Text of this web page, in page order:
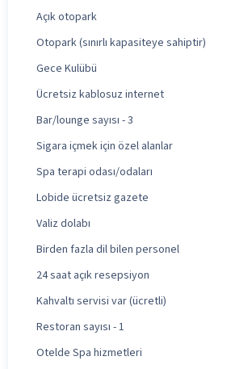
Açık otopark
Otopark (sınırlı kapasiteye sahiptir)
Gece Kulübü
Ücretsiz kablosuz internet
Bar/lounge sayısı - 3
Sigara içmek için özel alanlar
Spa terapi odası/odaları
Lobide ücretsiz gazete
Valiz dolabı
Birden fazla dil bilen personel
24 saat açık resepsiyon
Kahvaltı servisi var (ücretli)
Restoran sayısı - 1
Otelde Spa hizmetleri